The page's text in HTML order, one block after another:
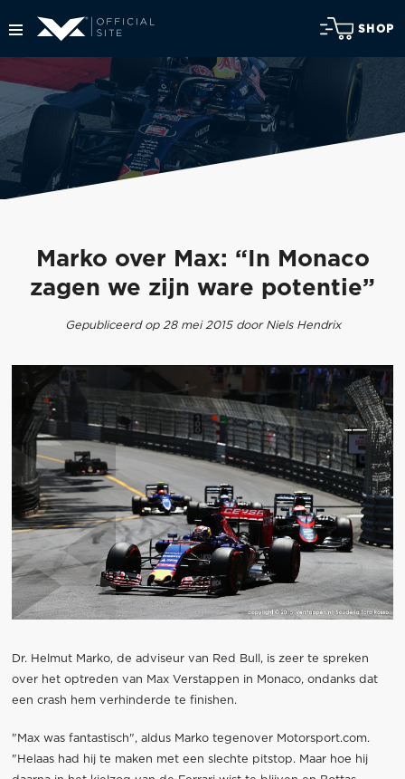
SHOP
Marko over Max: “In Monaco
zagen we zijn ware potentie”
Gepubliceerd op 28 mei 2015 door Niels Hendrix
Dr. Helmut Marko, de adviseur van Red Bull, is zeer te spreken
over het optreden van Max Verstappen in Monaco, ondanks dat
een crash hem verhinderde te finishen.
"Max was fantastisch", aldus Marko tegenover Motorsport.com.
"Helaas had hij te maken met een slechte pitstop. Maar hoe hij